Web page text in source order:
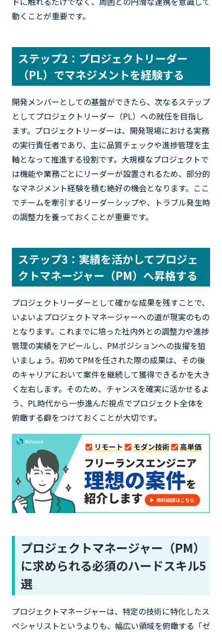
動くことが重要です。
ステップ2：プロジェクトリーダー
（PL）でマネジメントを経験する
開発メンバーとしての基盤ができたら、次なるステップ
としてプロジェクトリーダー（PL）への就任を目指し
ます。プロジェクトリーダーは、開発現場における実務
の実行責任者であり、主に品質チェックや進捗管理を主
軸となって推進する役割です。大規模なプロジェクトで
は機能や業務ごとにリーダーが設置されるため、部分的
なマネジメント経験を積む絶好の機会となります。ここ
でチームを牽引するリーダーシップや、トラブル発生時
の調整力を養っておくことが重要です。
ステップ3：実績を活かしてプロジェ
クトマネージャー（PM）へ昇格する
プロジェクトリーダーとして確かな成果を残すことで、
いよいよプロジェクトマネージャーへの道が現実のもの
となります。これまでに培った社内外との調整力や進捗
管理の実績をアピールし、PMポジションへの抜擢を狙
いましょう。初めてPMを任された際の成果は、その後
のキャリアにおいて案件を継続して獲得できるかを大き
く左右します。そのため、チャンスを確実に活かせるよ
う、PL時代から一歩進んだ視点でプロジェクト全体を
俯瞰する癖をつけておくことが大切です。
プロジェクトマネージャー（PM）
に求められる必須のハードスキル5
選
プロジェクトマネージャーは、特定の技術に特化したス
ペシャリストというよりも、幅広い領域を俯瞰する「ゼ